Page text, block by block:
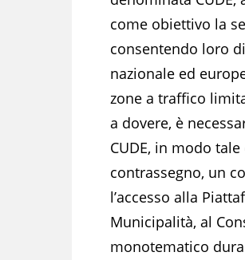
come obiettivo la
consentendo loro
nazionale ed
zone a traffico
a dovere, è
CUDE, in modo
contrassegno, un
l’accesso alla
Municipalità, al
monotematico